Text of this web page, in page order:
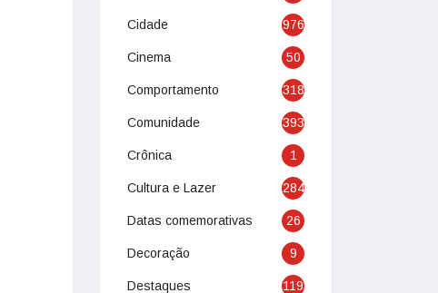
Cidade 976
Cinema 50
Comportamento 318
Comunidade 393
Crônica 1
Cultura e Lazer 284
Datas comemorativas 26
Decoração 9
Destaques 119